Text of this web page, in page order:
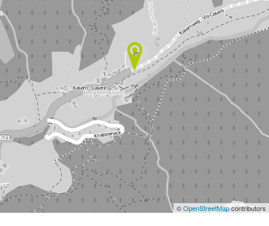
©OpenStreetMapcontributors